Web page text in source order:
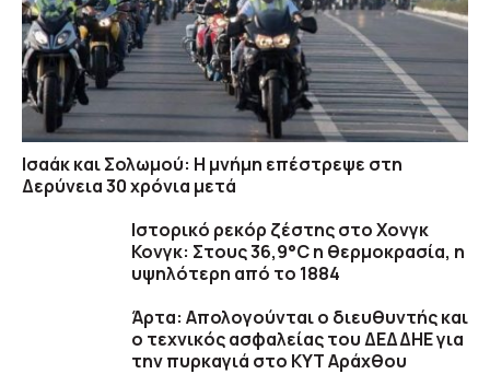
Ισαάκ και Σολωμού: Η μνήμη επέστρεψε στη
Δερύνεια 30 χρόνια μετά
Ιστορικό ρεκόρ ζέστης στο Χονγκ
Κονγκ: Στους 36,9°C η θερμοκρασία, η
υψηλότερη από το 1884
Άρτα: Απολογούνται ο διευθυντής και
ο τεχνικός ασφαλείας του ΔΕΔΔΗΕ για
την πυρκαγιά στο ΚΥΤ Αράχθου